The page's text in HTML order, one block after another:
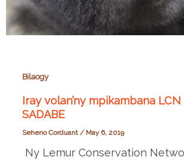
Bilaogy
Iray volan’ny mpikambana LCN
SADABE
Seheno Corduant / May 6, 2019
Ny Lemur Conservation